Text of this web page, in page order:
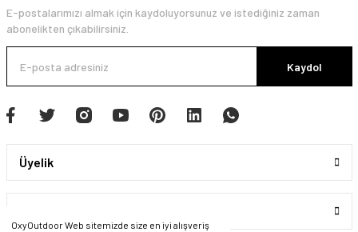
OxyOutdoor Web sitemizde size en iyi alışveriş
E-postalarımızı almak için kaydoluyorsunuz ve istediğiniz zaman
abonelikten çıkabilirsiniz.
Kaydol
Üyelik